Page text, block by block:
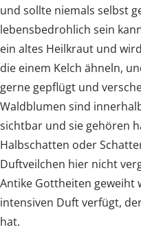
und sollte niemals selbst
lebensbedrohlich sein
ein altes Heilkraut und
die einem Kelch ähneln,
gerne gepflügt und
Waldblumen sind
sichtbar und sie gehören
Halbschatten oder
Duftveilchen hier nicht
Antike Gottheiten geweiht
intensiven Duft verfügt,
hat.